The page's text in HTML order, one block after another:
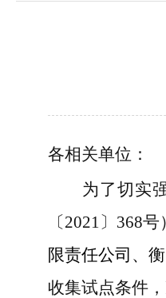
各相关单位：
为了切实
〔2021〕368
限责任公司 、
收集试点条件